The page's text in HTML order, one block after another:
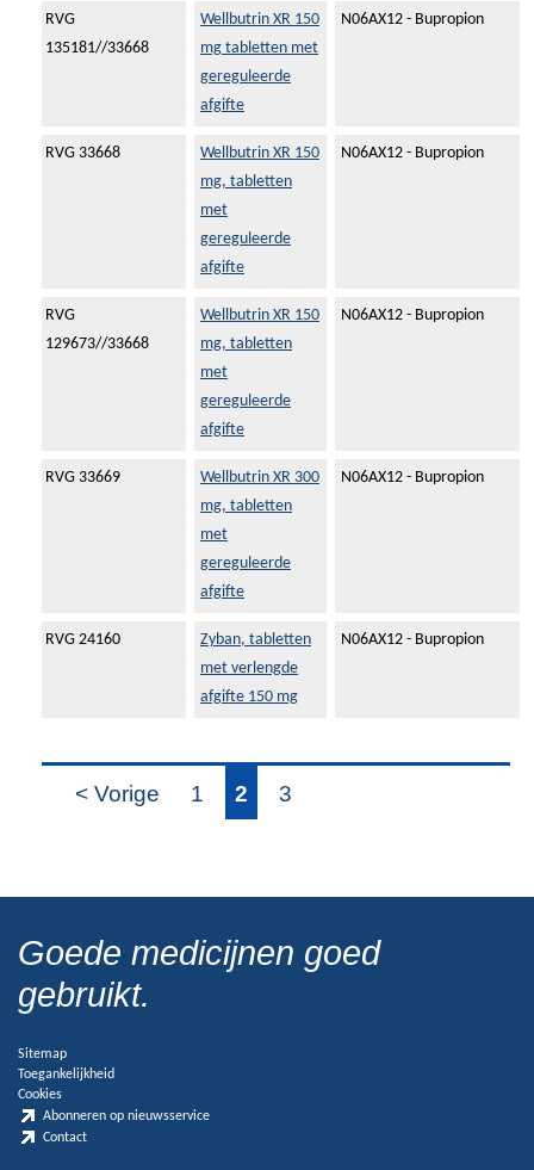
RVG
135181//33668
Wellbutrin XR 150
mg tabletten met
gereguleerde
afgifte
N06AX12 - Bupropion
RVG 33668
Wellbutrin XR 150
mg, tabletten
met
gereguleerde
afgifte
N06AX12 - Bupropion
RVG
129673//33668
Wellbutrin XR 150
mg, tabletten
met
gereguleerde
afgifte
N06AX12 - Bupropion
RVG 33669
Wellbutrin XR 300
mg, tabletten
met
gereguleerde
afgifte
N06AX12 - Bupropion
RVG 24160
Zyban, tabletten
met verlengde
afgifte 150 mg
N06AX12 - Bupropion
< Vorige 1 2 3
Goede medicijnen goed
gebruikt.
Sitemap
Toegankelijkheid
Cookies
Abonneren op nieuwsservice
Contact